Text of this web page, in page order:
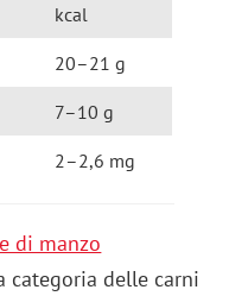
kcal
20–21 g
7–10 g
2–2,6 mg
di manzo
categoria delle carni